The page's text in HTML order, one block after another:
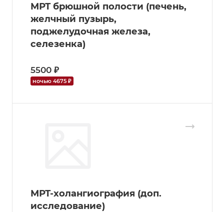
МРТ брюшной полости (печень,
желчный пузырь,
поджелудочная железа,
селезенка)
5500 ₽
ночью 4675 ₽
МРТ-холангиография (доп.
исследование)